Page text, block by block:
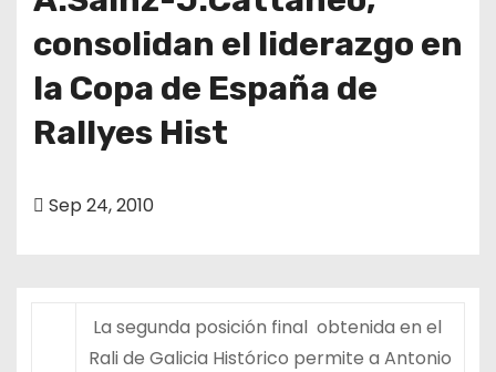
consolidan el liderazgo en
la Copa de España de
Rallyes Hist
Sep 24, 2010
La segunda posición final obtenida en el
Rali de Galicia Histórico permite a Antonio